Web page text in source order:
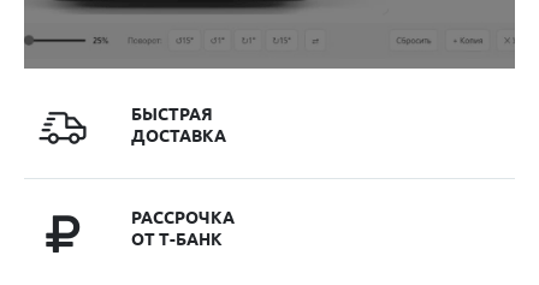
БЫСТРАЯ
ДОСТАВКА
РАССРОЧКА
ОТ Т-БАНК